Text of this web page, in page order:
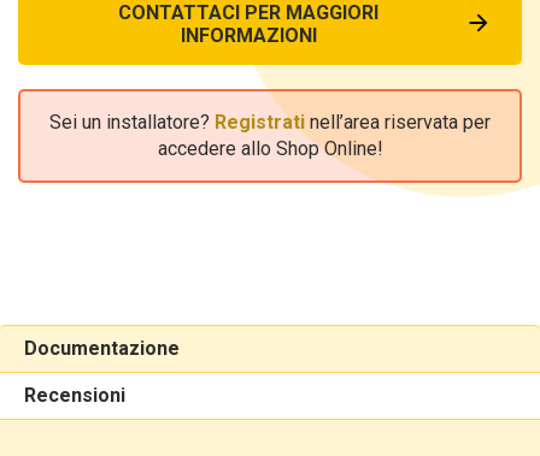
CONTATTACI PER MAGGIORI
INFORMAZIONI
Sei un installatore? Registrati nell’area riservata per
accedere allo Shop Online!
Documentazione
Recensioni